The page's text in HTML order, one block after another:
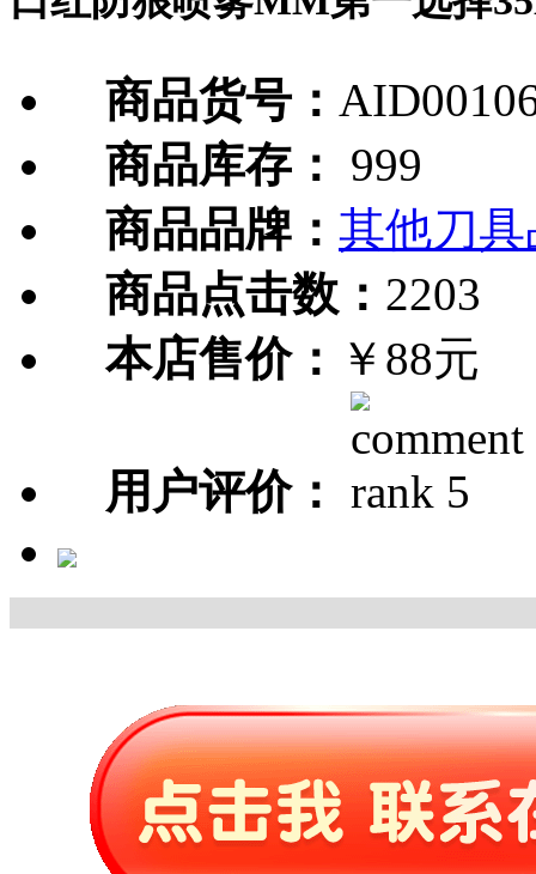
商品货号：
商品库存：
999
商品品牌： 其他刀
商品点击数： 2203
本店售价： ￥88元
用户评价：